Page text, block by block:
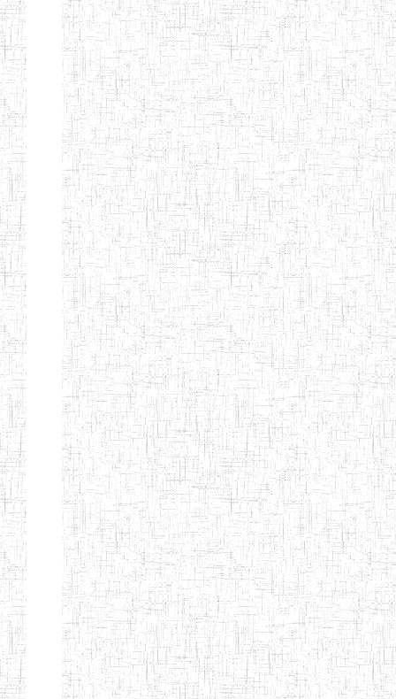
ENI
Chercher:
Effacer les filtres
Denomination
Type
Nature
Arrondissement
Denomination Création Type Nature
GTTC
BANGEM
08/12/1997 ENIEG Public
GTTC
FONTEM
25/09/2000 ENIEG Public